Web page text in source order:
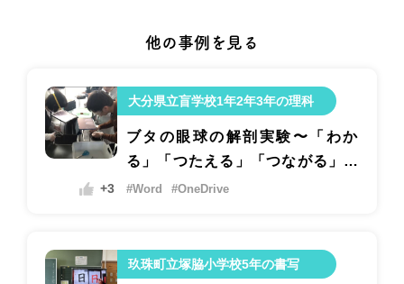
他の事例を見る
大分県立盲学校1年2年3年の理科
+3
ブタの眼球の解剖実験〜「わか
る」「つたえる」「つながる」た
めの生徒実験〜
#Word #OneDrive
玖珠町立塚脇小学校5年の書写